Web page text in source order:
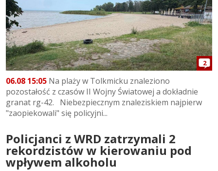
2
06.08 15:05 Na plaży w Tolkmicku znaleziono
pozostałość z czasów II Wojny Światowej a dokładnie
granat rg-42. Niebezpiecznym znaleziskiem najpierw
"zaopiekowali" się policyjni...
Policjanci z WRD zatrzymali 2
rekordzistów w kierowaniu pod
wpływem alkoholu